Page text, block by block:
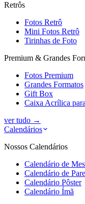
Retrôs
Fotos Retrô
Mini Fotos Retrô
Tirinhas de Foto
Premium & Grandes
Fotos Premium
Grandes Formatos
Gift Box
Caixa Acrílica
ver tudo →
Calendários
Nossos Calendários
Calendário de
Calendário de
Calendário Pôster
Calendário Ímã